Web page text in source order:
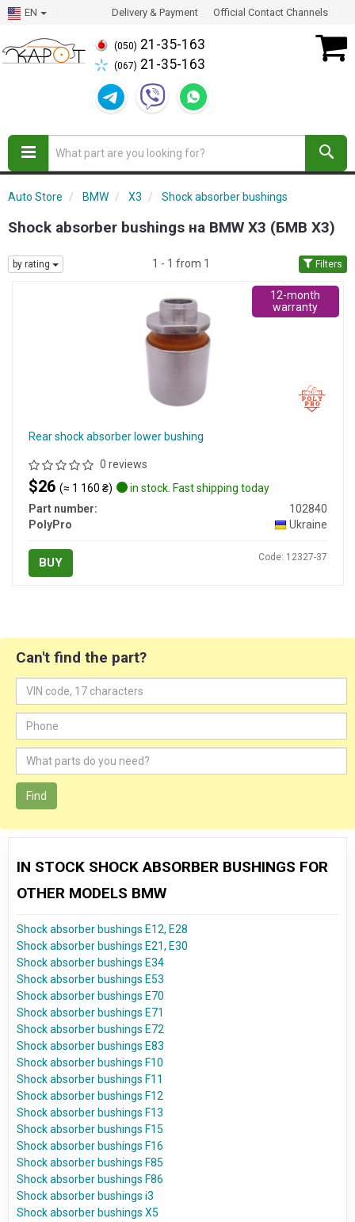
EN Delivery & Payment Official Contact Channels
(050) 21-35-163
(067) 21-35-163
Auto Store BMW X3 Shock absorber bushings
Shock absorber bushings на BMW X3 (БМВ Х3)
by rating 1 - 1 from 1 Filters
Rear shock absorber lower bushing
0 reviews
$26 (≈ 1 160 ₴)
in stock. Fast shipping today
Part number:
102840
PolyPro
Ukraine
BUY Code: 12327-37
12-month
warranty
Can't find the part?
Find
IN STOCK SHOCK ABSORBER BUSHINGS FOR
OTHER MODELS BMW
Shock absorber bushings E12, E28
Shock absorber bushings E21, E30
Shock absorber bushings E34
Shock absorber bushings E53
Shock absorber bushings E70
Shock absorber bushings E71
Shock absorber bushings E72
Shock absorber bushings E83
Shock absorber bushings F10
Shock absorber bushings F11
Shock absorber bushings F12
Shock absorber bushings F13
Shock absorber bushings F15
Shock absorber bushings F16
Shock absorber bushings F85
Shock absorber bushings F86
Shock absorber bushings i3
Shock absorber bushings X5